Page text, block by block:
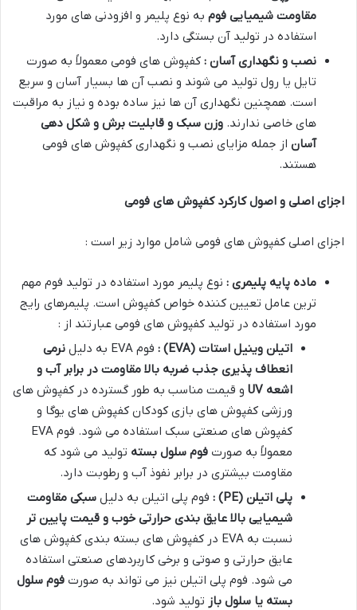
مقاومت شیمیایی فوم به نوع پلیمر و افزودنی های مورد
استفاده در تولید آن بستگی دارد.
نصب و نگهداری آسان : کفپوش های فومی معمولاً به صورت
تایل یا رول تولید می شوند و نصب آن ها بسیار آسان و سریع
است. همچنین نگهداری آن ها نیز ساده بوده و نیاز به مراقبت
های خاصی ندارند. وزن سبک و قابلیت برش و شکل دهی
آسان از جمله مزایای نصب و نگهداری کفپوش های فومی
هستند.
اجزای اصلی و اصول کارکرد کفپوش های فومی
اجزای اصلی کفپوش های فومی شامل موارد زیر است :
ماده پایه پلیمری : نوع پلیمر مورد استفاده در تولید فوم مهم
ترین عامل تعیین کننده خواص کفپوش است. پلیمرهای رایج
مورد استفاده در تولید کفپوش های فومی عبارتند از :
اتیلن وینیل استات (EVA)
: فوم به دلیل نرمی
انعطاف پذیری جذب ضربه بالا مقاومت در برابر آب و
اشعه
و قیمت مناسب به طور گسترده در کفپوش های
ورزشی کفپوش های بازی کودکان کفپوش های یوگا و
کفپوش های صنعتی سبک استفاده می شود. فوم
معمولاً به صورت فوم سلول بسته تولید می شود که
مقاومت بیشتری در برابر نفوذ آب و رطوبت دارد.
پلی اتیلن (PE)
: فوم پلی اتیلن به دلیل سبکی مقاومت
شیمیایی بالا عایق بندی حرارتی خوب و قیمت پایین تر
نسبت به
در کفپوش های بسته بندی کفپوش های
عایق حرارتی و صوتی و برخی کاربردهای صنعتی استفاده
می شود. فوم پلی اتیلن نیز می تواند به صورت فوم سلول
بسته یا سلول باز تولید شود.